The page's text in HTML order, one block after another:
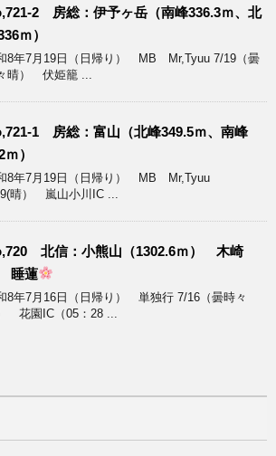
2 房総：伊予ヶ岳（南峰336.3ｍ、北
ｍ）
8年7月19日（日帰り） MB Mr,Tyuu 7/19（曇
晴） 伏姫籠 ...
1 房総：富山（北峰349.5ｍ、南峰
）
8年7月19日（日帰り） MB Mr,Tyuu
晴） 嵐山小川IC ...
北信：小熊山（1302.6ｍ） 木崎
睡蓮
8年7月16日（日帰り） 単独行 7/16（曇時々
花園IC（05：28 ...